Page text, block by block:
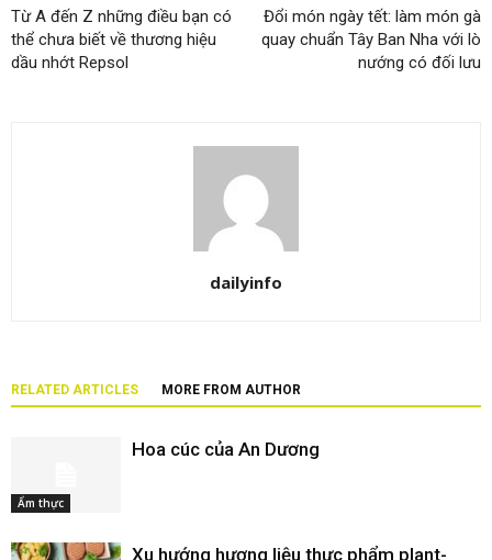
Từ A đến Z những điều bạn có
thể chưa biết về thương hiệu
dầu nhớt Repsol
Đổi món ngày tết: làm món gà
quay chuẩn Tây Ban Nha với lò
nướng có đối lưu
dailyinfo
RELATED ARTICLES MORE FROM AUTHOR
Ẩm thực
Hoa cúc của An Dương
Xu hướng hương liệu thực phẩm plant-